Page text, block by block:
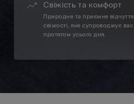
Свіжість та комфорт
Природне та приємне відчуття
свіжості, яке супроводжує вас
протягом усього дня.